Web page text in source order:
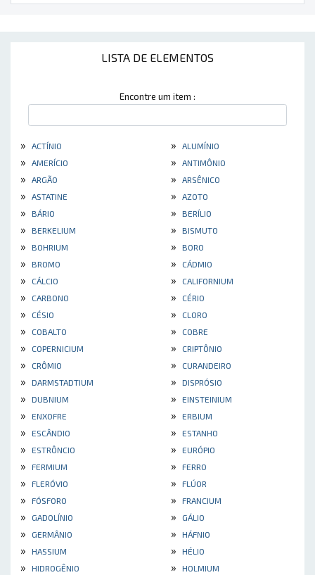
LISTA DE ELEMENTOS
Encontre um item :
» ACTÍNIO » ALUMÍNIO
» AMERÍCIO » ANTIMÔNIO
» ARGÃO » ARSÊNICO
» ASTATINE » AZOTO
» BÁRIO » BERÍLIO
» BERKELIUM » BISMUTO
» BOHRIUM » BORO
» BROMO » CÁDMIO
» CÁLCIO » CALIFORNIUM
» CARBONO » CÉRIO
» CÉSIO » CLORO
» COBALTO » COBRE
» COPERNICIUM » CRIPTÔNIO
» CRÔMIO » CURANDEIRO
» DARMSTADTIUM » DISPRÓSIO
» DUBNIUM » EINSTEINIUM
» ENXOFRE » ERBIUM
» ESCÂNDIO » ESTANHO
» ESTRÔNCIO » EURÓPIO
» FERMIUM » FERRO
» FLERÓVIO » FLÚOR
» FÓSFORO » FRANCIUM
» GADOLÍNIO » GÁLIO
» GERMÂNIO » HÁFNIO
» HASSIUM » HÉLIO
» HIDROGÊNIO » HOLMIUM